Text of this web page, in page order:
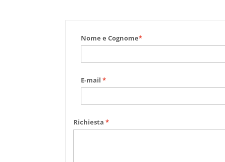
Nome e Cognome*
E-mail *
Richiesta *